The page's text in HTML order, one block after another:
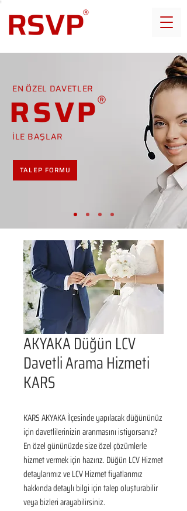
EN ÖZEL DAVETLER
RSVP
İLE BAŞLAR
TALEP FORMU
AKYAKA Düğün LCV
Davetli Arama Hizmeti
KARS
KARS AKYAKA İlçesinde yapılacak düğününüz
için davetlilerinizin aranmasını istiyorsanız?
En özel gününüzde size özel çözümlerle
hizmet vermek için hazırız. Düğün LCV Hizmet
detaylarımız ve LCV Hizmet fiyatlarımız
hakkında detaylı bilgi için talep oluşturabilir
veya bizleri arayabilirsiniz.